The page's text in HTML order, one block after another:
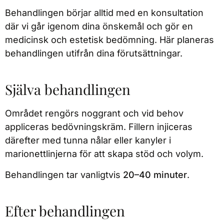
Behandlingen börjar alltid med en konsultation
där vi går igenom dina önskemål och gör en
medicinsk och estetisk bedömning. Här planeras
behandlingen utifrån dina förutsättningar.
Själva behandlingen
Området rengörs noggrant och vid behov
appliceras bedövningskräm. Fillern injiceras
därefter med tunna nålar eller kanyler i
marionettlinjerna för att skapa stöd och volym.
Behandlingen tar vanligtvis 20–40 minuter.
Efter behandlingen